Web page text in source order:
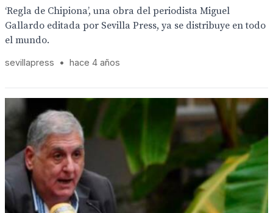
‘Regla de Chipiona’, una obra del periodista Miguel
Gallardo editada por Sevilla Press, ya se distribuye en todo
el mundo.
sevillapress • hace 4 años